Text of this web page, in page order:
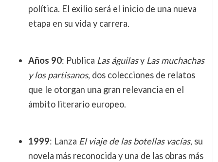
política. El exilio será el inicio de una nueva
etapa en su vida y carrera.
Años 90: Publica Las águilasy Las muchachas
y los partisanos, dos colecciones de relatos
que le otorgan una gran relevancia en el
ámbito literario europeo.
1999: Lanza El viaje de las botellas vacías, su
novela más reconocida y una de las obras más